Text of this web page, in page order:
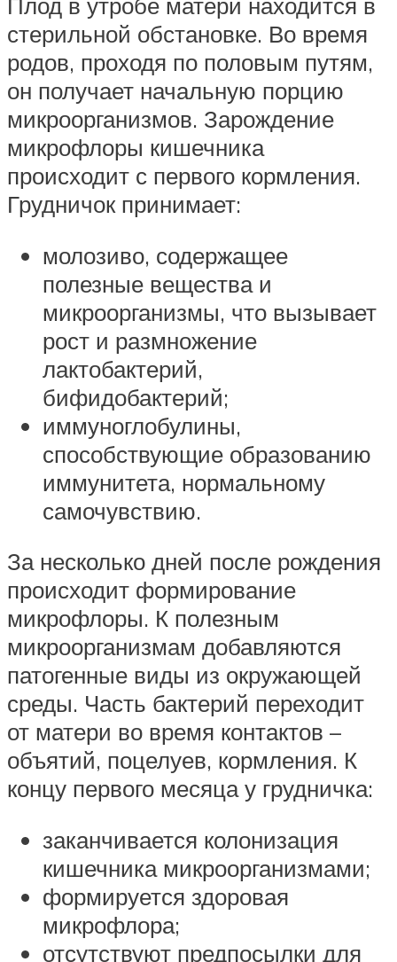
стерильной обстановке. Во время
родов, проходя по половым путям,
он получает начальную порцию
микроорганизмов. Зарождение
микрофлоры кишечника
происходит с первого кормления.
Грудничок принимает:
молозиво, содержащее
полезные вещества и
микроорганизмы, что вызывает
рост и размножение
лактобактерий,
бифидобактерий;
иммуноглобулины,
способствующие образованию
иммунитета, нормальному
самочувствию.
За несколько дней после рождения
происходит формирование
микрофлоры. К полезным
микроорганизмам добавляются
патогенные виды из окружающей
среды. Часть бактерий переходит
от матери во время контактов –
объятий, поцелуев, кормления. К
концу первого месяца у грудничка:
заканчивается колонизация
кишечника микроорганизмами;
формируется здоровая
микрофлора;
отсутствуют предпосылки для